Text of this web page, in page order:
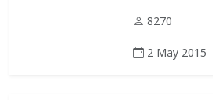
8270
2 May 2015